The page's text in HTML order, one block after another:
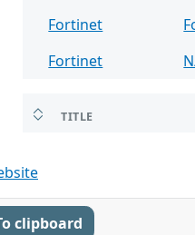
Fortinet
Fortinet
TITLE
clipboard